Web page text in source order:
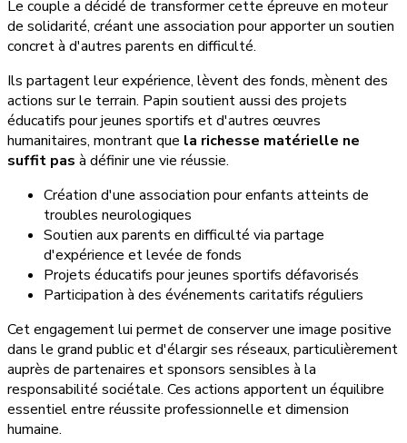
Le couple a décidé de transformer cette épreuve en moteur
de solidarité, créant une association pour apporter un soutien
concret à d'autres parents en difficulté.
Ils partagent leur expérience, lèvent des fonds, mènent des
actions sur le terrain. Papin soutient aussi des projets
éducatifs pour jeunes sportifs et d'autres œuvres
humanitaires, montrant que la richesse matérielle ne
suffit pas à définir une vie réussie.
Création d'une association pour enfants atteints de
troubles neurologiques
Soutien aux parents en difficulté via partage
d'expérience et levée de fonds
Projets éducatifs pour jeunes sportifs défavorisés
Participation à des événements caritatifs réguliers
Cet engagement lui permet de conserver une image positive
dans le grand public et d'élargir ses réseaux, particulièrement
auprès de partenaires et sponsors sensibles à la
responsabilité sociétale. Ces actions apportent un équilibre
essentiel entre réussite professionnelle et dimension
humaine.